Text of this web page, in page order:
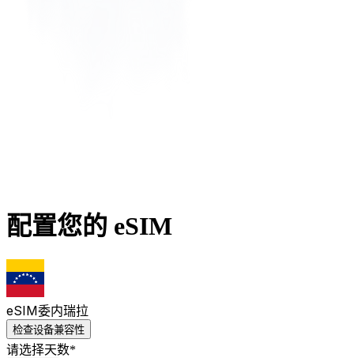
配置您的 eSIM
eSIM委内瑞拉
检查设备兼容性
请选择天数*